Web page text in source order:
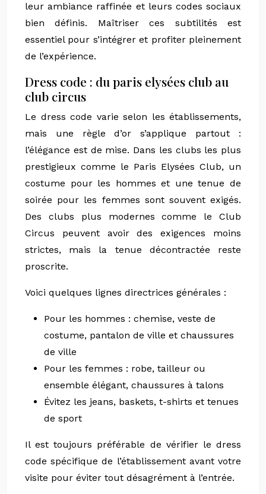
leur ambiance raffinée et leurs codes sociaux
bien définis. Maîtriser ces subtilités est
essentiel pour s’intégrer et profiter pleinement
de l’expérience.
Dress code : du paris elysées club au
club circus
Le dress code varie selon les établissements,
mais une règle d’or s’applique partout :
l’élégance est de mise. Dans les clubs les plus
prestigieux comme le Paris Elysées Club, un
costume pour les hommes et une tenue de
soirée pour les femmes sont souvent exigés.
Des clubs plus modernes comme le Club
Circus peuvent avoir des exigences moins
strictes, mais la tenue décontractée reste
proscrite.
Voici quelques lignes directrices générales :
Pour les hommes : chemise, veste de
costume, pantalon de ville et chaussures
de ville
Pour les femmes : robe, tailleur ou
ensemble élégant, chaussures à talons
Évitez les jeans, baskets, t-shirts et tenues
de sport
Il est toujours préférable de vérifier le dress
code spécifique de l’établissement avant votre
visite pour éviter tout désagrément à l’entrée.